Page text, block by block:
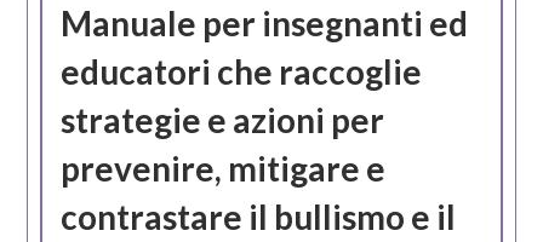
Manuale per insegnanti ed
educatori che raccoglie
strategie e azioni per
prevenire, mitigare e
contrastare il bullismo e il